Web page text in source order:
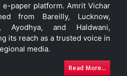
e-paper platform. Amrit Vichar
from Bareilly, Lucknow,
Ayodhya, and Haldwani,
its reach as a trusted voice in
media.
Read More...